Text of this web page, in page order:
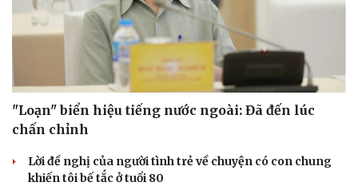
"Loạn" biển hiệu tiếng nước ngoài: Đã đến lúc
chấn chỉnh
Lời đề nghị của người tình trẻ về chuyện có con chung
khiến tôi bế tắc ở tuổi 80